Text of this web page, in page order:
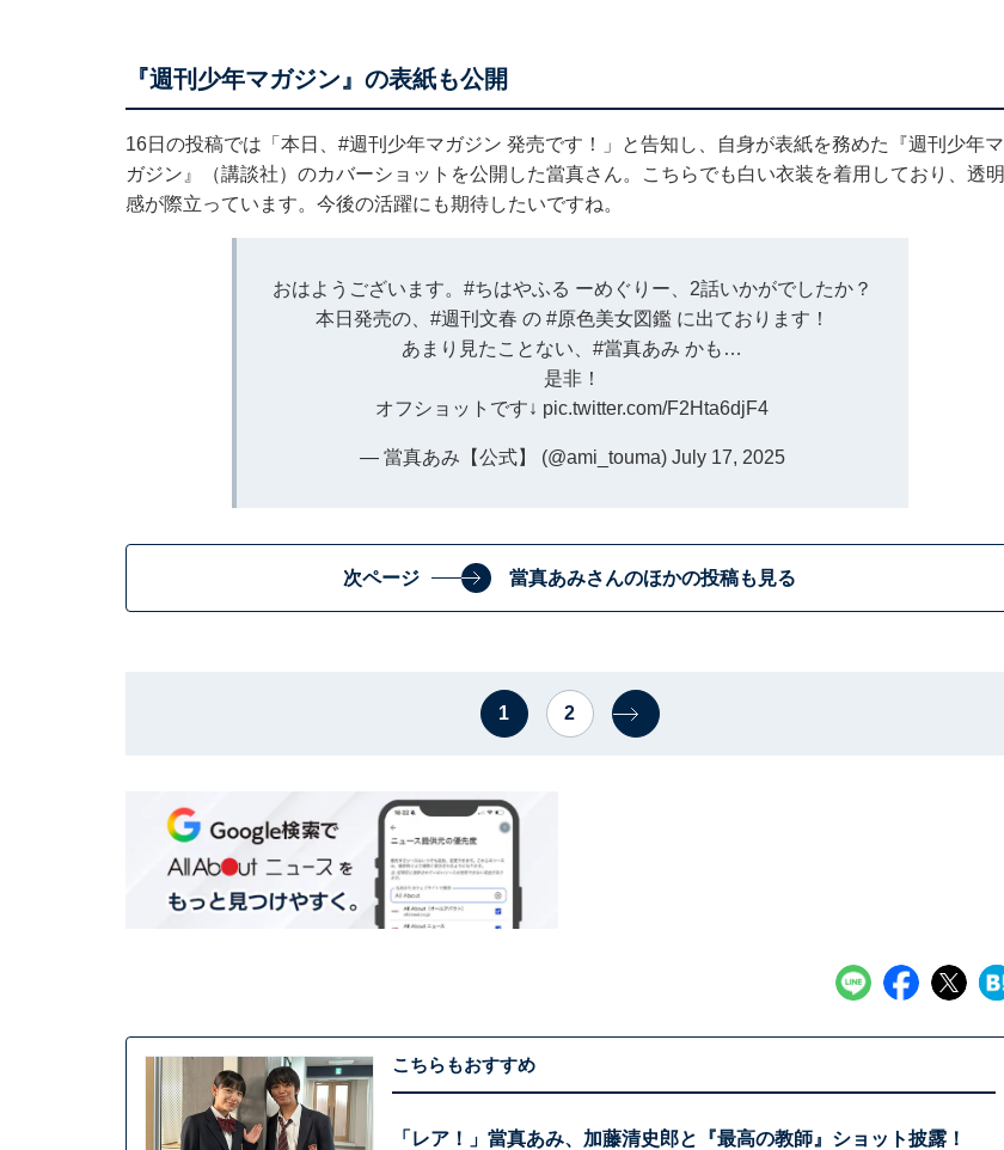
『週刊少年マガジン』の表紙も公開
16日の投稿では「本日、#週刊少年マガジン 発売です！」と告知し、自身が表紙を務めた『週刊少年マ
ガジン』（講談社）のカバーショットを公開した當真さん。こちらでも白い衣装を着用しており、透明
感が際立っています。今後の活躍にも期待したいですね。
おはようございます。 #ちはやふる ーめぐりー、2話いかがでしたか？
本日発売の、 #週刊文春 の #原色美女図鑑に出ております！
あまり見たことない、 #當真あみ かも…
是非！
オフショットです↓ pic.twitter.com/F2Hta6djF4
— 當真あみ【公式】 (@ami_touma) July 17, 2025
次ページ 當真あみさんのほかの投稿も見る
1 2
こちらもおすすめ
「レア！」當真あみ、加藤清史郎と『最高の教師』ショット披露！